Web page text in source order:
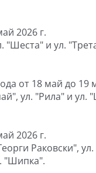
2026 г.
"Шеста" и ул.
от 18 май до 19
ул. "Рила" и ул.
2026 г.
Раковски",
"Шипка".